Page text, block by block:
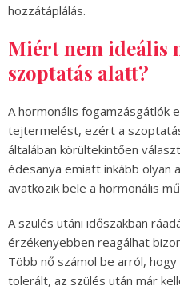
hozzátáplálás.
Miért nem ideális
szoptatás alatt?
A hormonális fogamzásgátlók
tejtermelést, ezért a
általában körültekintően
édesanya emiatt inkább olyan
avatkozik bele a hormonális
A szülés utáni időszakban
érzékenyebben reagálhat
Több nő számol be arról,
tolerált, az szülés után már